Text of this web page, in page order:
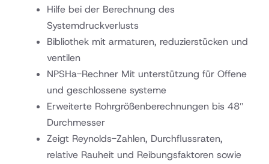
Hilfe bei der Berechnung des
Systemdruckverlusts
Bibliothek mit armaturen, reduzierstücken und
ventilen
NPSHa-Rechner Mit unterstützung für Offene
und geschlossene systeme
Erweiterte Rohrgrößenberechnungen bis 48″
Durchmesser
Zeigt Reynolds-Zahlen, Durchflussraten,
relative Rauheit und Reibungsfaktoren sowie